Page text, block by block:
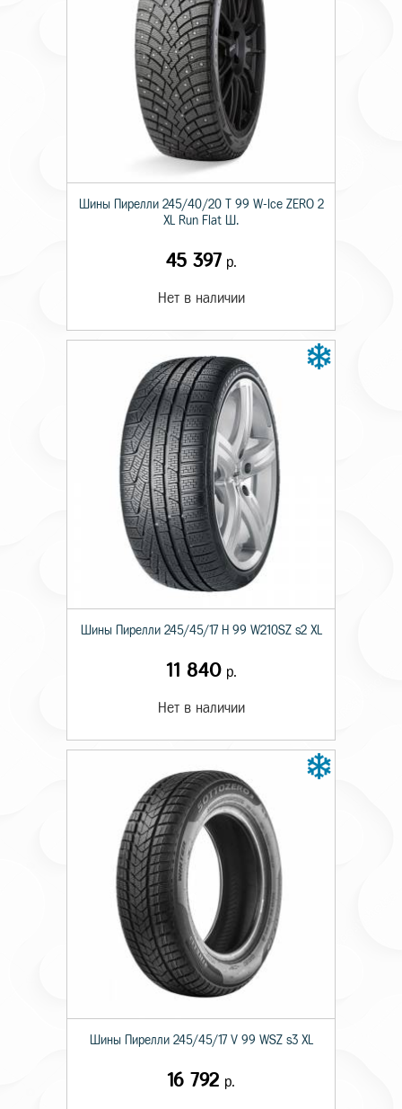
Шины Пирелли 245/40/20 T 99 W-Ice ZERO 2
XL Run Flat Ш.
45 397 р.
Нет в наличии
Шины Пирелли 245/45/17 H 99 W210SZ s2 XL
11 840р.
Нет в наличии
Шины Пирелли 245/45/17 V 99 WSZ s3 XL
16 792 р.